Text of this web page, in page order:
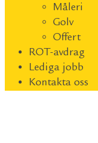
Måleri
Golv
Offert
ROT-avdrag
Lediga jobb
Kontakta oss